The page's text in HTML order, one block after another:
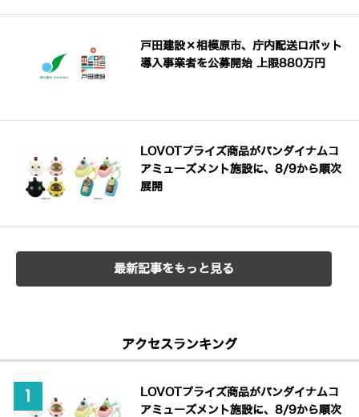
戸田建設×相模原市、庁内配送ロボット
導入事業者を公募開始 上限880万円
LOVOTプライズ商品がバンダイナムコ
アミューズメント施設に、8/9から順次
展開
最新記事をもっと見る
アクセスランキング
LOVOTプライズ商品がバンダイナムコ
アミューズメント施設に、8/9から順次